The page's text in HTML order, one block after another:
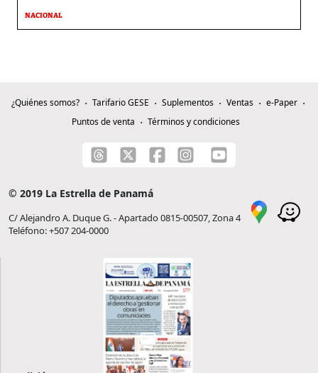
NACIONAL
¿Quiénes somos? Tarifario GESE Suplementos Ventas
e-Paper
Puntos de venta
Términos y condiciones
© 2019 La Estrella de Panamá
C/ Alejandro A. Duque G. - Apartado 0815-00507, Zona 4
Teléfono: +507 204-0000